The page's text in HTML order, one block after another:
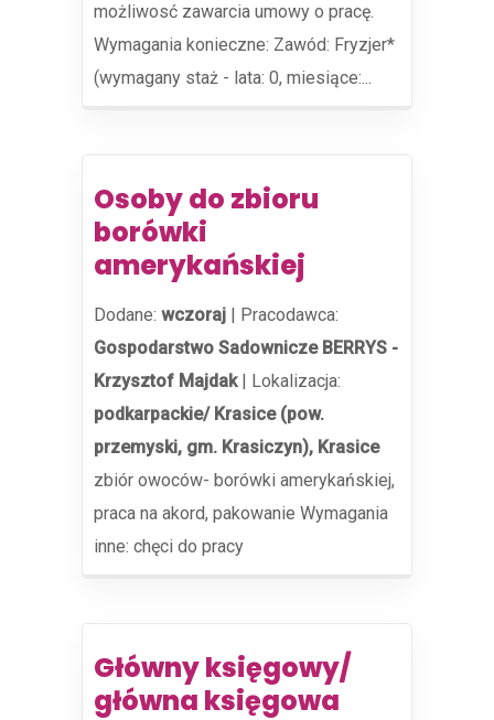
możliwosć zawarcia umowy o pracę.
Wymagania konieczne: Zawód: Fryzjer*
(wymagany staż - lata: 0, miesiące:...
Osoby do zbioru
borówki
amerykańskiej
Dodane: wczoraj | Pracodawca:
Gospodarstwo Sadownicze BERRYS -
Krzysztof Majdak| Lokalizacja:
podkarpackie/ Krasice (pow.
przemyski, gm. Krasiczyn), Krasice
zbiór owoców- borówki amerykańskiej,
praca na akord, pakowanie Wymagania
inne: chęci do pracy
Główny księgowy/
główna księgowa